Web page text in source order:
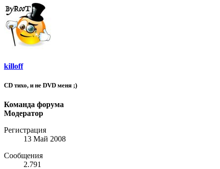
killoff
CD тихо, и не DVD меня ;)
Команда форума
Модератор
Регистрация
13 Май 2008
Сообщения
2.791